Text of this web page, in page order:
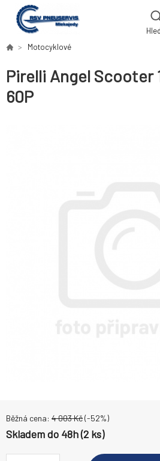
Motocyklové
Pirelli Angel Scooter
60P
Běžná cena: 4 003Kč(-52%)
Skladem do 48h (2 ks)